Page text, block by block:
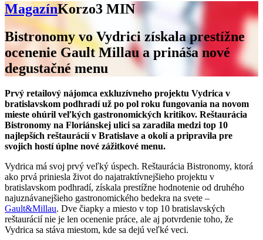
MagazínKorzo3 MIN
Bistronomy vo Vydrici získala prestížne
ocenenie Gault Millau a prináša nové
degustačné menu
Prvý retailový nájomca exkluzívneho projektu Vydrica v
bratislavskom podhradí už po pol roku fungovania na novom
mieste ohúril veľkých gastronomických kritikov. Reštaurácia
Bistronomy na Floriánskej ulici sa zaradila medzi top 10
najlepších reštaurácií v Bratislave a okolí a pripravila pre
svojich hostí úplne nové zážitkové menu.
Vydrica má svoj prvý veľký úspech. Reštaurácia Bistronomy, ktorá
ako prvá priniesla život do najatraktívnejšieho projektu v
bratislavskom podhradí, získala prestížne hodnotenie od druhého
najuznávanejšieho gastronomického bedekra na svete –
Gault&Millau. Dve čiapky a miesto v top 10 bratislavských
reštaurácií nie je len ocenenie práce, ale aj potvrdenie toho, že
Vydrica sa stáva miestom, kde sa dejú veľké veci.